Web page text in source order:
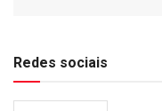
Redes sociais